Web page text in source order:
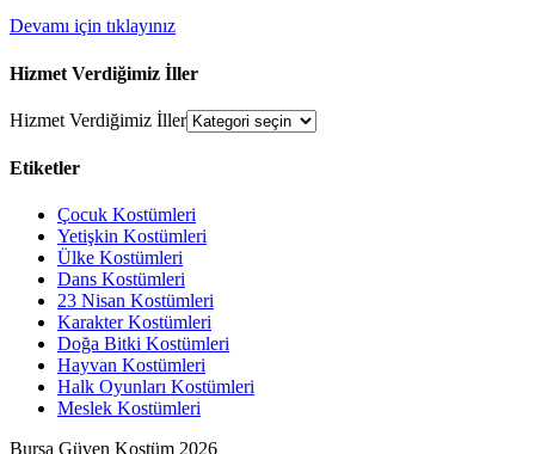
Devamı için tıklayınız
Hizmet Verdiğimiz İller
Hizmet Verdiğimiz İller
Etiketler
Çocuk Kostümleri
Yetişkin Kostümleri
Ülke Kostümleri
Dans Kostümleri
23 Nisan Kostümleri
Karakter Kostümleri
Doğa Bitki Kostümleri
Hayvan Kostümleri
Halk Oyunları Kostümleri
Meslek Kostümleri
Bursa Güven Kostüm 2026